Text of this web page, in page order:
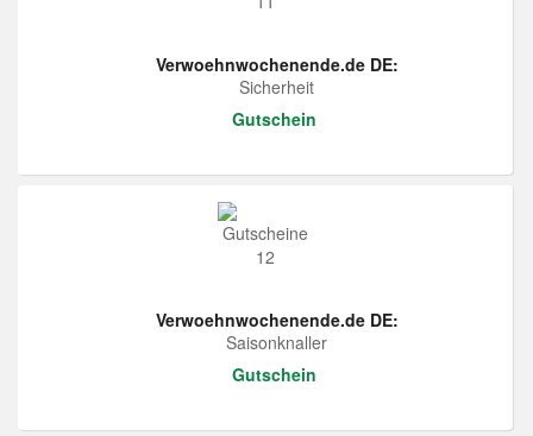
Verwoehnwochenende.de DE:
Sicherheit
Gutschein
Verwoehnwochenende.de DE:
Saisonknaller
Gutschein